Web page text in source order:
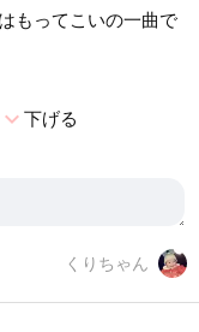
もってこいの一曲で
expand_more下げる
くりちゃん